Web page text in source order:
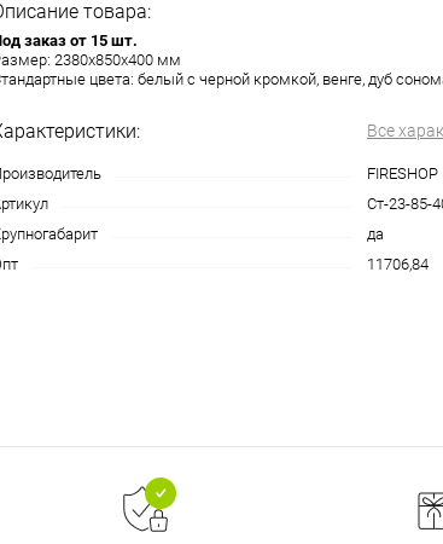
товара:
заказ от 15 шт.
2380х850х400 мм
цвета: белый с черной кромкой, венге, дуб
Все
FIRESHOP
Ст-23-85-
да
11706,84